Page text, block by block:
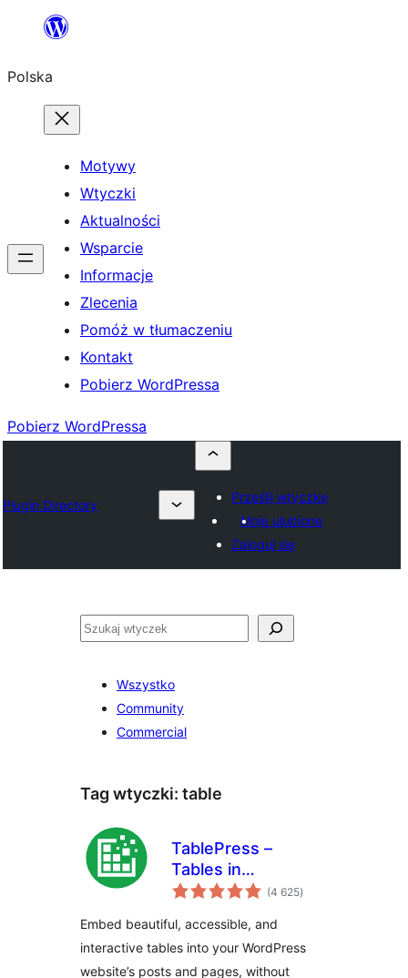
Przejdź
treści
Polska
Motywy
Wtyczki
Aktualności
Wsparcie
Informacje
Zlecenia
Pomóż w tłumaczeniu
Kontakt
Pobierz WordPressa
Pobierz WordPressa
Plugin Directory
Prześlij wtyczkę
Moje ulubione
Zaloguj się
Szukaj
Wszystko
Community
Commercial
Tag wtyczki: table
TablePress –
Tables in
WordPress made
(4 625wszystkich
ocen
)
Embed beautiful, accessible, and
interactive tables into your WordPress
website’s posts and pages, without